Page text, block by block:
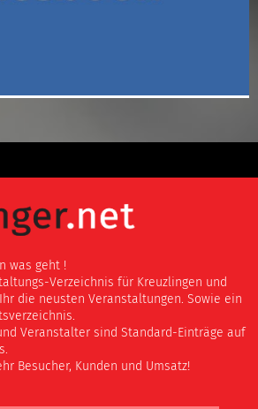
was geht !
Verzeichnis für Kreuzlingen und
die neusten Veranstaltungen. Sowie ein
Veranstalter sind Standard-Einträge auf
Besucher, Kunden und Umsatz!